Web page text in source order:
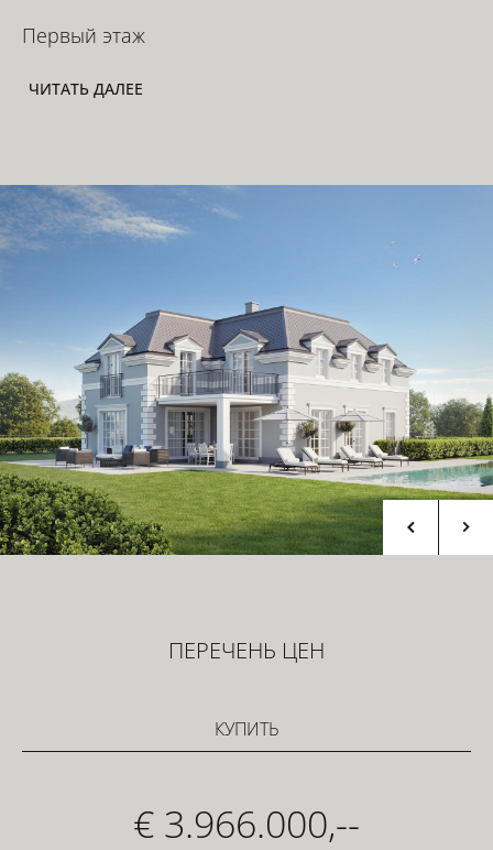
Первый этаж
ЧИТАТЬ ДАЛЕЕ
ПЕРЕЧЕНЬ ЦЕН
КУПИТЬ
€ 3.966.000,--